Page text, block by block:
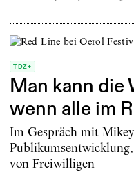
TDZ+
Man kann die
wenn alle im
Im Gespräch mit
von Freiwilligen